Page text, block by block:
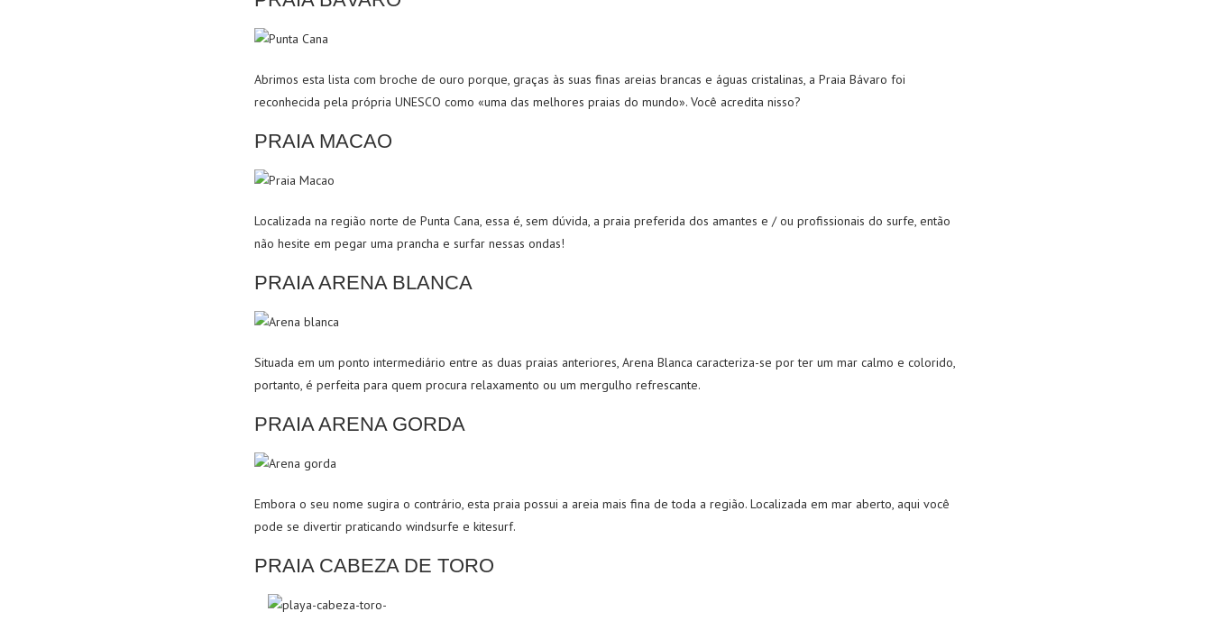
Abrimos esta lista com broche de ouro porque, graças às suas finas areias brancas e águas cristalinas, a Praia Bávaro foi
reconhecida pela própria UNESCO como «uma das melhores praias do mundo». Você acredita nisso?
PRAIA MACAO
Localizada na região norte de Punta Cana, essa é, sem dúvida, a praia preferida dos amantes e / ou profissionais do surfe, então
não hesite em pegar uma prancha e surfar nessas ondas!
PRAIA ARENA BLANCA
Situada em um ponto intermediário entre as duas praias anteriores, Arena Blanca caracteriza-se por ter um mar calmo e colorido,
portanto, é perfeita para quem procura relaxamento ou um mergulho refrescante.
PRAIA ARENA GORDA
Embora o seu nome sugira o contrário, esta praia possui a areia mais fina de toda a região. Localizada em mar aberto, aqui você
pode se divertir praticando windsurfe e kitesurf.
PRAIA CABEZA DE TORO